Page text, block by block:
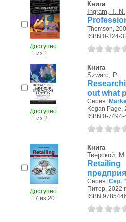
Доступно
1 из 1
Книга
Ingram, T. N.
Thomson,
ISBN 0-324-
Доступно
1 из 2
Книга
Szwarc, P.
out what
Серия:
Kogan Page,
ISBN 0-
Доступно
17 из 20
Книга
Тверской, М.
Серия: Сер.
Питер, 2022
ISBN